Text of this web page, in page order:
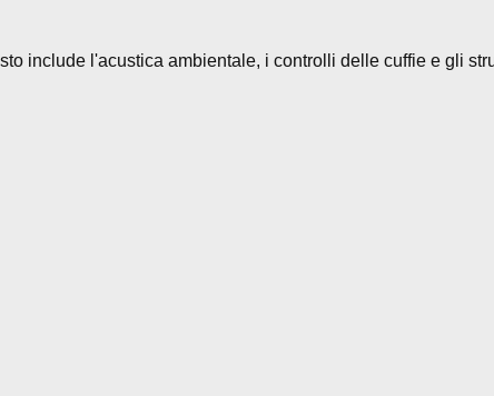
include l'acustica ambientale, i controlli delle cuffie e gli